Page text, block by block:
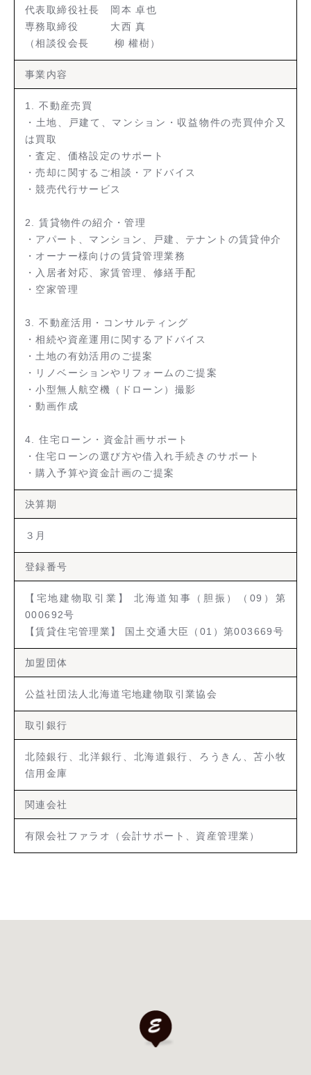
代表取締役社長 岡本 卓也
専務取締役 大西 真
（相談役会長 柳 權樹）
事業内容
1. 不動産売買
・土地、戸建て、マンション・収益物件の売買仲介又
は買取
・査定、価格設定のサポート
・売却に関するご相談・アドバイス
・競売代行サービス
2. 賃貸物件の紹介・管理
・アパート、マンション、戸建、テナントの賃貸仲介
・オーナー様向けの賃貸管理業務
・入居者対応、家賃管理、修繕手配
・空家管理
3. 不動産活用・コンサルティング
・相続や資産運用に関するアドバイス
・土地の有効活用のご提案
・リノベーションやリフォームのご提案
・小型無人航空機（ドローン）撮影
・動画作成
4. 住宅ローン・資金計画サポート
・住宅ローンの選び方や借入れ手続きのサポート
・購入予算や資金計画のご提案
決算期
３月
登録番号
【宅地建物取引業】 北海道知事（胆振）（09）第
000692号
【賃貸住宅管理業】 国土交通大臣（01）第003669号
加盟団体
公益社団法人北海道宅地建物取引業協会
取引銀行
北陸銀行、北洋銀行、北海道銀行、ろうきん、苫小牧
信用金庫
関連会社
有限会社ファラオ（会計サポート、資産管理業）